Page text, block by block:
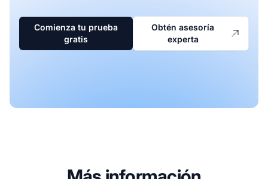
Comienza tu prueba
gratis
Obtén asesoría
experta